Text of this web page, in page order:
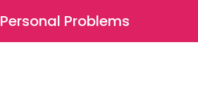
⚲
Personal Problems